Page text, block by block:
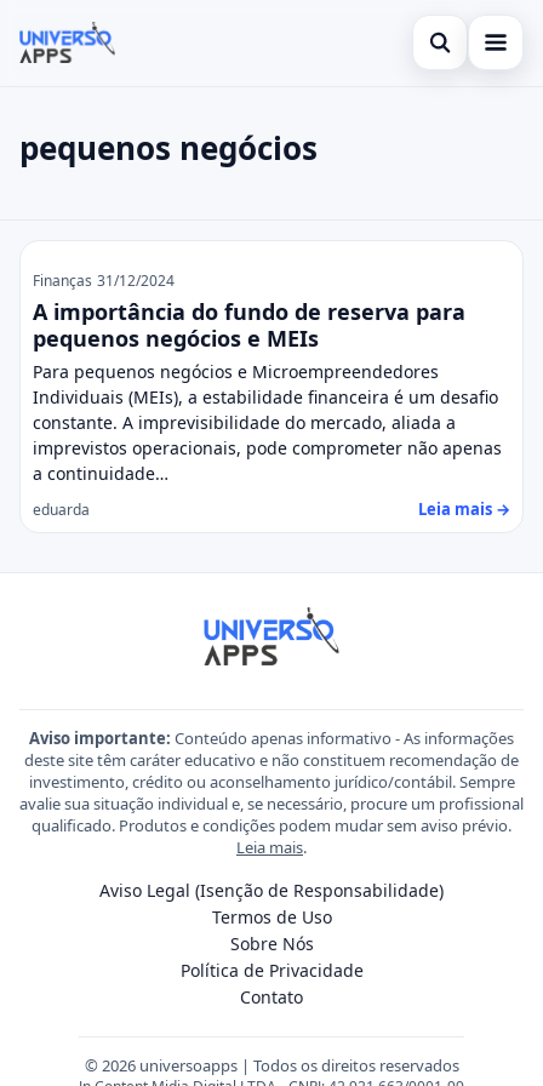
Abrir busca
Termos de Uso
Política de Privacidade
Contato
Buscar no site
Pressione Enter para buscar ou ESC para fechar.
pequenos negócios
pequenos negócios
Finanças 31/12/2024
A importância do fundo de reserva para
pequenos negócios e MEIs
Para pequenos negócios e Microempreendedores
Individuais (MEIs), a estabilidade financeira é um desafio
constante. A imprevisibilidade do mercado, aliada a
imprevistos operacionais, pode comprometer não apenas
a continuidade…
eduarda Leia mais →
Aviso importante: Conteúdo apenas informativo - As informações
deste site têm caráter educativo e não constituem recomendação de
investimento, crédito ou aconselhamento jurídico/contábil. Sempre
avalie sua situação individual e, se necessário, procure um profissional
qualificado. Produtos e condições podem mudar sem aviso prévio.
Leia mais.
Aviso Legal (Isenção de Responsabilidade)
Termos de Uso
Sobre Nós
Política de Privacidade
Contato
© 2026 universoapps | Todos os direitos reservados